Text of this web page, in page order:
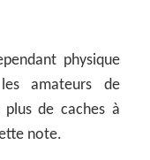
physique
amateurs de
plus de caches à
note.